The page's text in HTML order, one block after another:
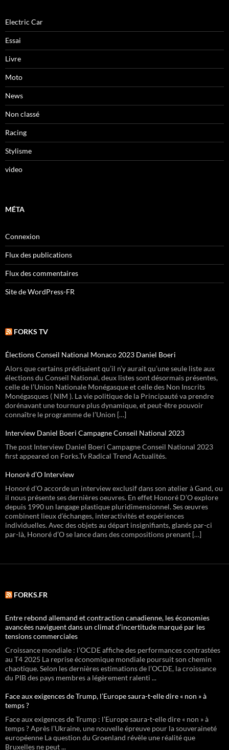
Electric Car
Essai
Livre
Moto
News
Non classé
Racing
Stylisme
video
MÉTA
Connexion
Flux des publications
Flux des commentaires
Site de WordPress-FR
FORKS TV
Élections Conseil National Monaco 2023 Daniel Boeri
Alors que certains prédisaient qu’il n’y aurait qu’une seule liste aux
élections du Conseil National, deux listes sont désormais présentes,
celle de l’Union Nationale Monégasque et celle des Non Inscrits
Monégasques ( NIM ). La vie politique de la Principauté va prendre
dorénavant une tournure plus dynamique, et peut-être pouvoir
connaître le programme de l’Union […]
Interview Daniel Boeri Campagne Conseil National 2023
The post Interview Daniel Boeri Campagne Conseil National 2023
first appeared on Forks.Tv Radical Trend Actualités.
Honorè d’O Interview
Honoré d’O accorde un interview exclusif dans son atelier à Gand, ou
il nous présente ses dernières oeuvres. En effet Honoré D’O explore
depuis 1990 un langage plastique pluridimensionnel. Ses œuvres
combinent lieux d’échanges, interactivités et expériences
individuelles. Avec des objets au départ insignifiants, glanés par-ci
par-là, Honoré d’O se lance dans des compositions prenant […]
FORKS.FR
Entre rebond allemand et contraction canadienne, les économies
avancées naviguent dans un climat d’incertitude marqué par les
tensions commerciales
Croissance mondiale : l’OCDE affiche des performances contrastées
au T4 2025 La reprise économique mondiale poursuit son chemin
chaotique. Selon les dernières estimations de l’OCDE, la croissance
du PIB des pays membres a légèrement ralenti ...
Face aux exigences de Trump, l’Europe saura-t-elle dire « non » à
temps ?
Face aux exigences de Trump : l’Europe saura-t-elle dire « non » à
temps ? Après l’Ukraine, une nouvelle épreuve pour la souveraineté
européenne La question du Groenland révèle une réalité que
Bruxelles ne peut ...